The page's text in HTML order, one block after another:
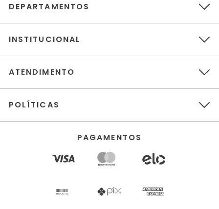
DEPARTAMENTOS
INSTITUCIONAL
ATENDIMENTO
POLÍTICAS
PAGAMENTOS